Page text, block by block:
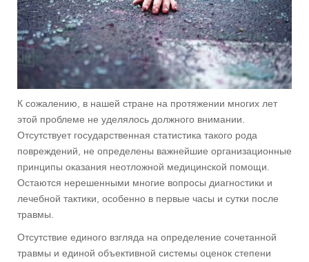
К сожалению, в нашей стране на протяжении многих лет
этой проблеме не уделялось должного внимании.
Отсутствует государственная статистика такого рода
повреждений, не определены важнейшие организационные
принципы оказания неотложной медицинской помощи.
Остаются нерешенными многие вопросы диагностики и
лечебной тактики, особенно в первые часы и сутки после
травмы.
Отсутствие единого взгляда на определение сочетанной
травмы и единой объективной системы оценок степени